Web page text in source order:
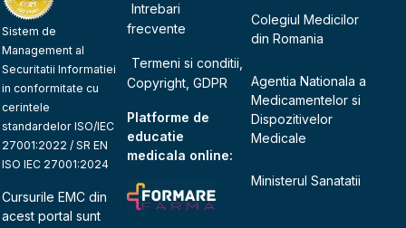
Sistem de
Management al
Securitatii Informatiei
in conformitate cu
cerintele
standardelor ISO/IEC
27001:2022 / SR EN
ISO IEC 27001:2024
Cursurile EMC din
acest portal sunt
Intrebari
frecvente
Termeni si conditii,
Copyright, GDPR
Platforme de
educatie
medicala online:
Colegiul Medicilor
din Romania
Agentia Nationala a
Medicamentelor si
Dispozitivelor
Medicale
Ministerul Sanatatii